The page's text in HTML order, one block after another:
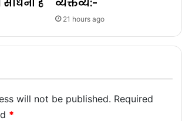
साधना है
व्यक्तव्य:-
21 hours ago
will not be published. Required
*